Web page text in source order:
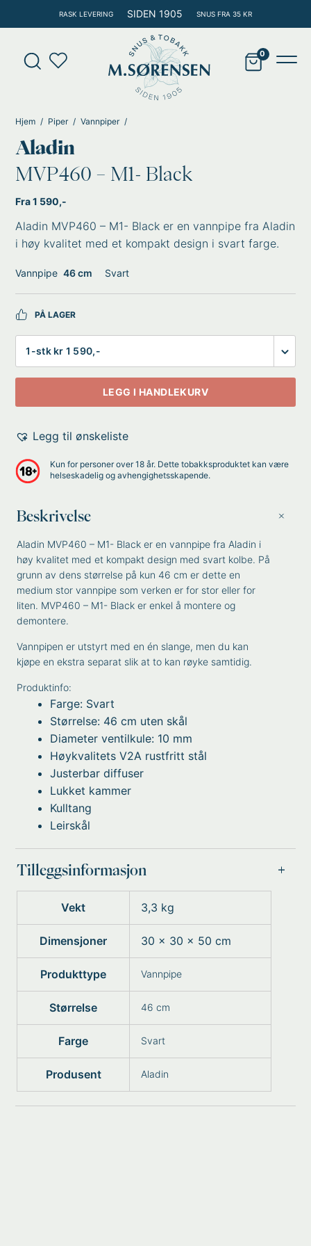
rett
innholdet
RASK LEVERING SIDEN 1905 SNUS FRA 35 KR
Products
search
Hjem Piper Vannpiper
Aladin
MVP460 – M1- Black
Fra 1 590,-
Aladin MVP460 – M1- Black er en vannpipe fra Aladin
i høy kvalitet med et kompakt design i svart farge.
Vannpipe 46 cm Svart
PÅ LAGER
LEGG I HANDLEKURV
Legg til ønskeliste
Kun for personer over 18 år. Dette tobakksproduktet kan være
helseskadelig og avhengighetsskapende.
Beskrivelse
Aladin MVP460 – M1- Black er en vannpipe fra Aladin i
høy kvalitet med et kompakt design med svart kolbe. På
grunn av dens størrelse på kun 46 cm er dette en
medium stor vannpipe som verken er for stor eller for
liten. MVP460 – M1- Black er enkel å montere og
demontere.
Vannpipen er utstyrt med en én slange, men du kan
kjøpe en ekstra separat slik at to kan røyke samtidig.
Produktinfo:
Farge: Svart
Størrelse: 46 cm uten skål
Diameter ventilkule: 10 mm
Høykvalitets V2A rustfritt stål
Justerbar diffuser
Lukket kammer
Kulltang
Leirskål
Tilleggsinformasjon
Vekt 3,3 kg
Dimensjoner 30 × 30 × 50 cm
Produkttype Vannpipe
Størrelse 46 cm
Farge Svart
Produsent Aladin